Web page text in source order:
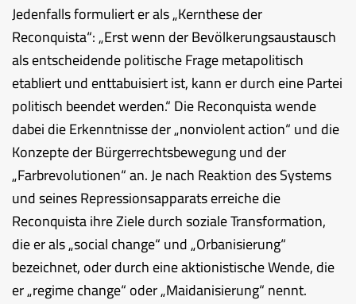
Jedenfalls formuliert er als „Kernthese der
Reconquista“: „Erst wenn der Bevölkerungsaustausch
als entscheidende politische Frage metapolitisch
etabliert und enttabuisiert ist, kann er durch eine Partei
politisch beendet werden.“ Die Reconquista wende
dabei die Erkenntnisse der „nonviolent action“ und die
Konzepte der Bürgerrechtsbewegung und der
„Farbrevolutionen“ an. Je nach Reaktion des Systems
und seines Repressionsapparats erreiche die
Reconquista ihre Ziele durch soziale Transformation,
die er als „social change“ und „Orbanisierung“
bezeichnet, oder durch eine aktionistische Wende, die
er „regime change“ oder „Maidanisierung“ nennt.